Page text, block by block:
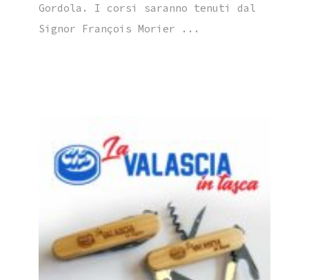
Gordola. I corsi saranno tenuti dal
Signor François Morier ...